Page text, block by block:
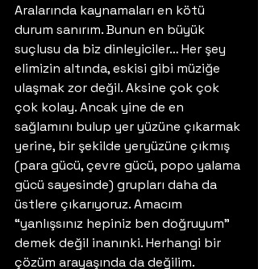
Aralarında kaynamaları en kötü
durum sanırım. Bunun en büyük
suçlusu da biz dinleyiciler… Her şey
elimizin altında, eskisi gibi müziğe
ulaşmak zor değil. Aksine çok çok
çok kolay. Ancak yine de en
sağlamını bulup yer yüzüne çıkarmak
yerine, bir şekilde yeryüzüne çıkmış
(para gücü, çevre gücü, popo yalama
gücü sayesinde) grupları daha da
üstlere çıkarıyoruz. Amacım
“yanlışsınız hepiniz ben doğruyum”
demek değil inanınki. Herhangi bir
çözüm arayaşında da değilim.